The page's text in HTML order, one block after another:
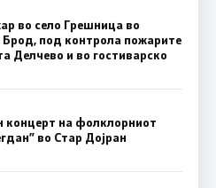
во село Грешница во
под контрола пожарите
Делчево и во гостиварско
концерт на фолклорниот
во Стар Дојран